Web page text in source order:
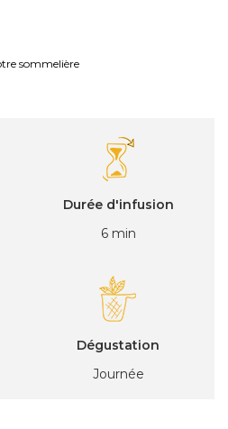
sommelière
Durée d'infusion
6 min
Dégustation
Journée